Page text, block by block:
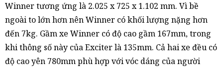
Winner tương ứng là 2.025 x 725 x 1.102 mm. Vì bề
ngoài to lớn hơn nên Winner có khối lượng nặng hơn
đến 7kg. Gầm xe Winner có độ cao gầm 167mm, trong
khi thông số này của Exciter là 135mm. Cả hai xe đều có
độ cao yên 780mm phù hợp với vóc dáng của người